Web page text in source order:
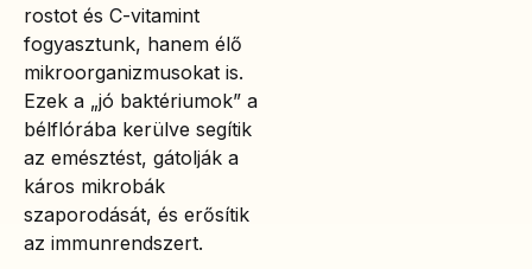
rostot és C-vitamint
fogyasztunk, hanem élő
mikroorganizmusokat is.
Ezek a „jó baktériumok” a
bélflórába kerülve segítik
az emésztést, gátolják a
káros mikrobák
szaporodását, és erősítik
az immunrendszert.